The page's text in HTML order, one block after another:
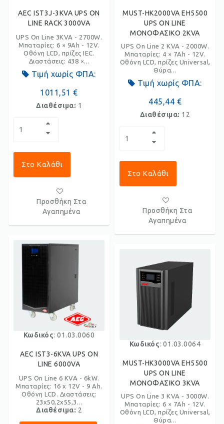
AEC IST3J-3KVA UPS ON
LINE RACK 3000VA
UPS On Line 3KVA - 2700W.
Μπαταρίες: 6 × 9Ah - 12V.
Οθόνη LCD, πρίζες IEC.
Διαστάσεις: 438 ×...
Τιμή χωρίς ΦΠΑ:
1011,51 €
Διαθέσιμα: 1
Στο Καλάθι
Προσθήκη Στα
Αγαπημένα
Κωδικός: 01.03.0060
AEC IST3-6KVA UPS ON
LINE 6000VA
UPS On Line 6 KVA - 6kW.
Μπαταρίες: 16 x 12V - 9 Ah.
Οθόνη LCD. Διαστάσεις:
23x50,2x55,3...
Διαθέσιμα: 2
MUST-HK2000VA EH5500
UPS ON LINE
ΜΟΝΟΦΑΣΙΚΟ 2KVA
UPS On Line 2 KVA - 2000W.
Μπαταρίες: 4 × 7Ah - 12V.
Οθόνη LCD, πρίζες Universal,
Θύρα...
Τιμή χωρίς ΦΠΑ:
445,44 €
Διαθέσιμα: 12
Στο Καλάθι
Προσθήκη Στα
Αγαπημένα
Κωδικός: 01.03.0064
MUST-HK3000VA EH5500
UPS ON LINE
ΜΟΝΟΦΑΣΙΚΟ 3KVA
UPS On Line 3 KVA - 3000W.
Μπαταρίες: 6 × 7Ah - 12V.
Οθόνη LCD, πρίζες Universal,
Θύρα...